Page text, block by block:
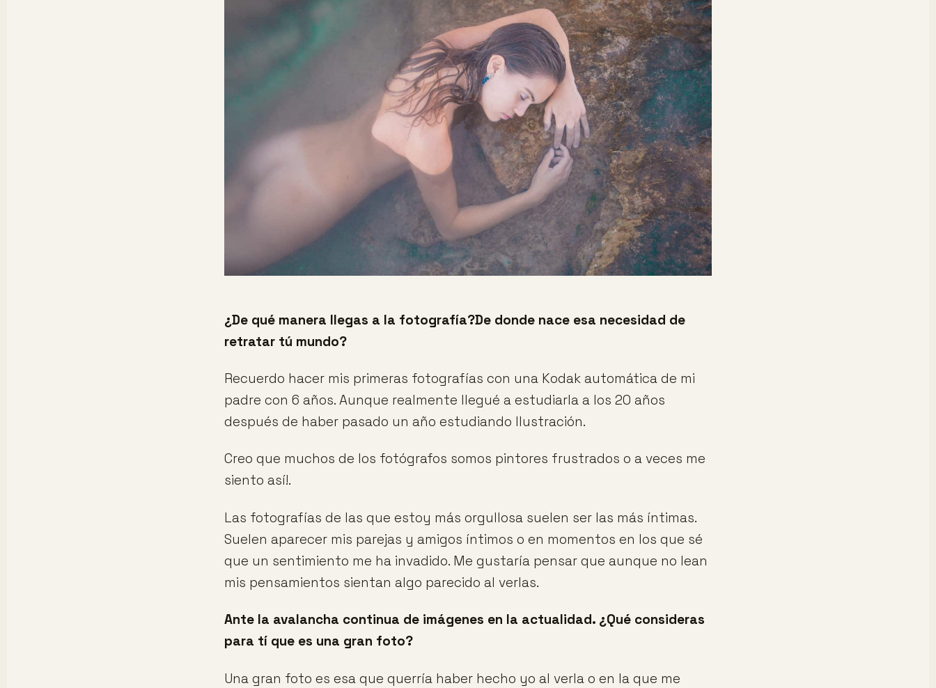
¿De qué manera llegas a la fotografía?De donde nace esa necesidad de
retratar tú mundo?
Recuerdo hacer mis primeras fotografías con una Kodak automática de mi
padre con 6 años. Aunque realmente llegué a estudiarla a los 20 años
después de haber pasado un año estudiando Ilustración.
Creo que muchos de los fotógrafos somos pintores frustrados o a veces me
siento así!.
Las fotografías de las que estoy más orgullosa suelen ser las más íntimas.
Suelen aparecer mis parejas y amigos íntimos o en momentos en los que sé
que un sentimiento me ha invadido. Me gustaría pensar que aunque no lean
mis pensamientos sientan algo parecido al verlas.
Ante la avalancha continua de imágenes en la actualidad. ¿Qué consideras
para tí que es una gran foto?
Una gran foto es esa que querría haber hecho yo al verla o en la que me